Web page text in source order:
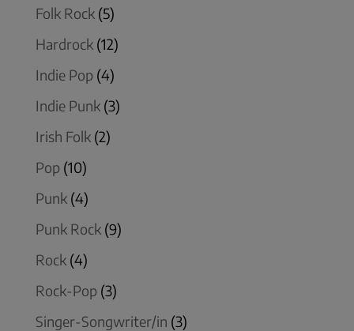
Folk Rock (5)
Hardrock (12)
Indie Pop (4)
Indie Punk (3)
Irish Folk (2)
Pop (10)
Punk (4)
Punk Rock (9)
Rock (4)
Rock-Pop (3)
Singer-Songwriter/in (3)